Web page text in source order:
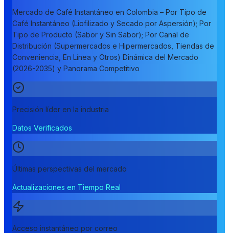
Mercado de Café Instantáneo en Colombia – Por Tipo de
Café Instantáneo (Liofilizado y Secado por Aspersión); Por
Tipo de Producto (Sabor y Sin Sabor); Por Canal de
Distribución (Supermercados e Hipermercados, Tiendas de
Conveniencia, En Línea y Otros) Dinámica del Mercado
(2026-2035) y Panorama Competitivo
Precisión líder en la industria
Datos Verificados
Últimas perspectivas del mercado
Actualizaciones en Tiempo Real
Acceso instantáneo por correo